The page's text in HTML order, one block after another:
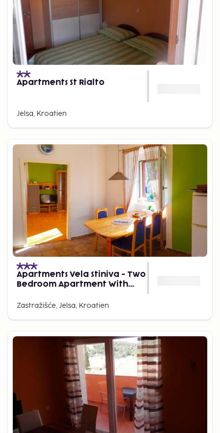
Apartments St Rialto
Jelsa, Kroatien
Apartments Vela Stiniva - Two
Bedroom Apartment With
Zastražišće, Jelsa, Kroatien